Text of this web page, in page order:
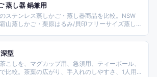
蒸し器 鍋兼用
ステンレス蒸しかご・蒸し器商品を比較。NSW
山蒸しかご・栗原はるみ/貝印フリーサイズ蒸し
ト・アーネスト燕三条せいろの本格モデルまでタ
型
こしを、マグカップ用、急須用、ティーボール、
比較。茶葉の広がり、手入れのしやすさ、1人用